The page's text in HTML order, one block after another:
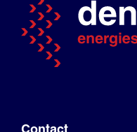
Contact